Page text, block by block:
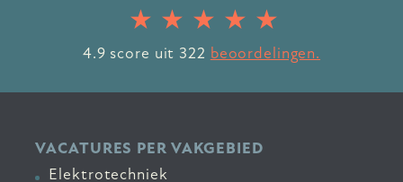
4.9 score uit 322 beoordelingen.
VACATURES PER VAKGEBIED
Elektrotechniek